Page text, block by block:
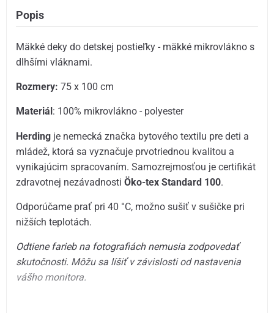
Popis
Mäkké deky do detskej postieľky - mäkké mikrovlákno s
dlhšími vláknami.
Rozmery: 75 x 100 cm
Materiál : 100% mikrovlákno - polyester
Herding je nemecká značka bytového textilu pre deti a
mládež, ktorá sa vyznačuje prvotriednou kvalitou a
vynikajúcim spracovaním. Samozrejmosťou je certifikát
zdravotnej nezávadnostiÖko-tex Standard 100.
Odporúčame prať pri 40 °C, možno sušiť v sušičke pri
nižších teplotách.
Odtiene farieb na fotografiách nemusia zodpovedať
skutočnosti. Môžu sa líšiť v závislosti od nastavenia
vášho monitora.